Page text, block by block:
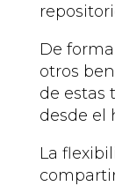
De
otros
de estas
desde el
La